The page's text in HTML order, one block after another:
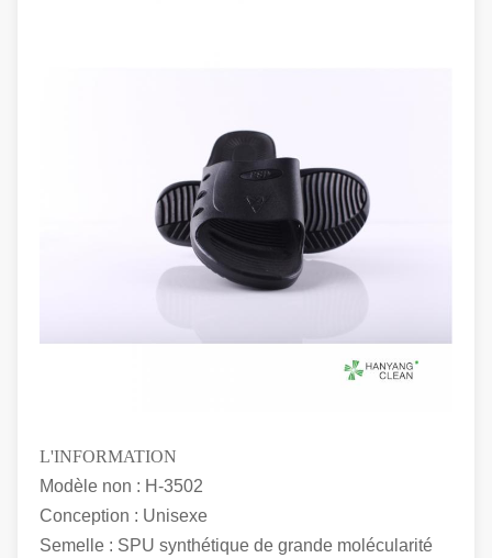
L'INFORMATION
Modèle non : H-3502
Conception : Unisexe
Semelle : SPU synthétique de grande molécularité